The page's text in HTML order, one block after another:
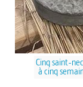
Cinq saint-
à cinq